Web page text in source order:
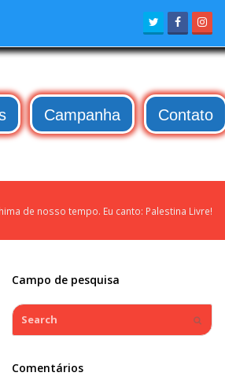
TwitterFacebook
Campanha Contato
de nosso tempo. Eu canto: Palestina Livre!
Campo de pesquisa
Search
Comentários